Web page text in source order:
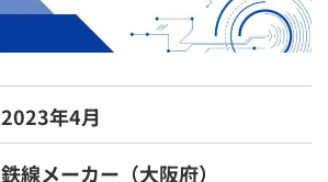
2023年4月
鉄線メーカー（大阪府）